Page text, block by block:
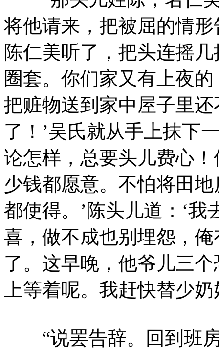
将他请来，把被屈的情
陈仁美听了，把头连摇
圈套。你们家又有上夜
把赃物送到家中屋子里
了！’吴氏就从手上抹下
论怎样，总要头儿费心
少钱都愿意。不怕将田
都使得。’陈头儿道：‘
喜，做不成也别埋怨，
了。这早晚，他爷儿三
上等着呢。我赶快替少
“说罢告辞。回到班房